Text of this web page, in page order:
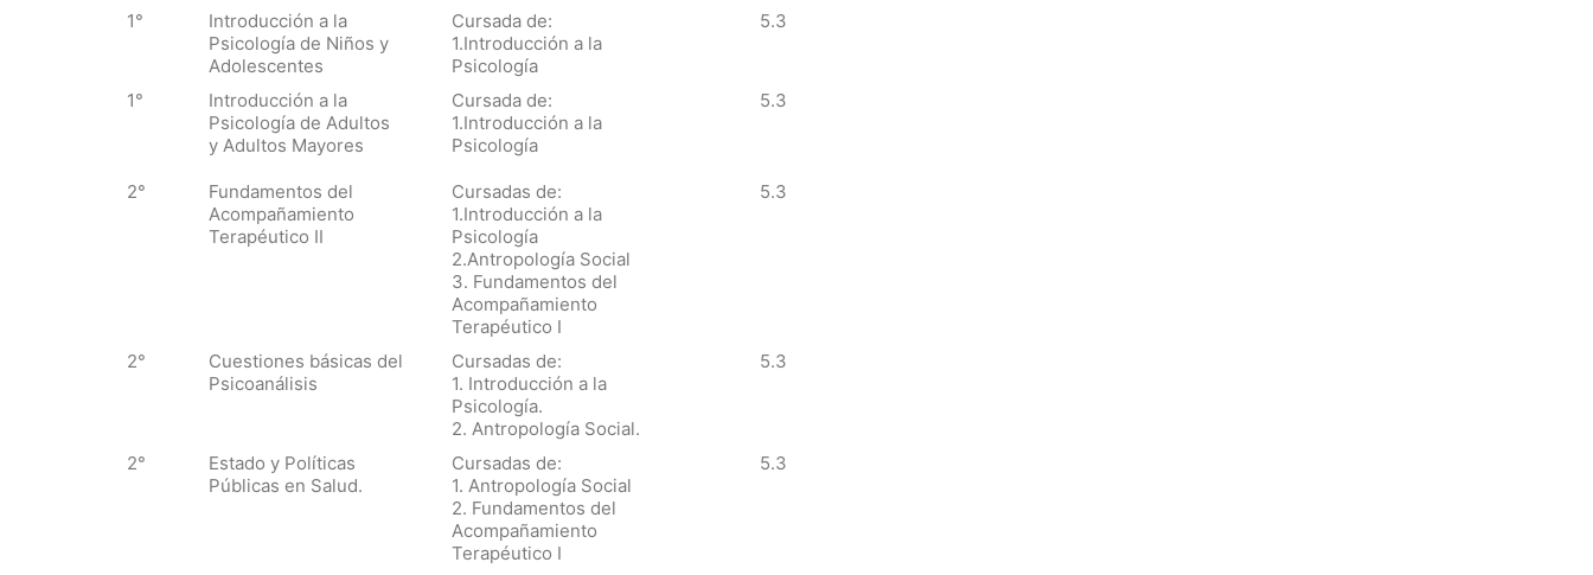
1°
Introducción a la
Psicología de Niños y
Adolescentes
Cursada de:
1.Introducción a la
Psicología
5.3
1°
Introducción a la
Psicología de Adultos
y Adultos Mayores
Cursada de:
1.Introducción a la
Psicología
5.3
2°
Fundamentos del
Acompañamiento
Terapéutico II
Cursadas de:
1.Introducción a la
Psicología
2.Antropología Social
3. Fundamentos del
Acompañamiento
Terapéutico I
5.3
2°
Cuestiones básicas del
Psicoanálisis
Cursadas de:
1. Introducción a la
Psicología.
2. Antropología Social.
5.3
2°
Estado y Políticas
Públicas en Salud.
Cursadas de:
1. Antropología Social
2. Fundamentos del
Acompañamiento
Terapéutico I
5.3